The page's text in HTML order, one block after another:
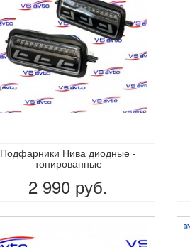
Подфарники Нива диодные -
тонированные
2 990 руб.
ПОДРОБНЕЕ